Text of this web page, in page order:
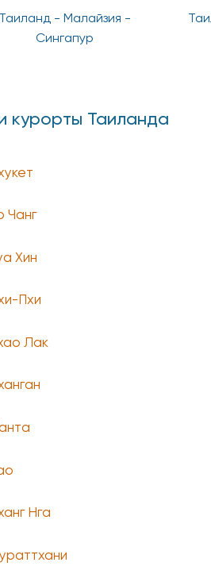
Таиланд - Малайзия -
Сингапур
курорты Таиланда
Чанг
Хин
Пхи
Лак
Нга